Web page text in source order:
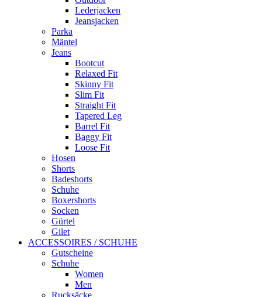
Lederjacken
Jeansjacken
Parka
Mäntel
Jeans
Bootcut
Relaxed Fit
Skinny Fit
Slim Fit
Straight Fit
Tapered Leg
Barrel Fit
Baggy Fit
Loose Fit
Hosen
Shorts
Badeshorts
Schuhe
Boxershorts
Socken
Gürtel
Gilet
ACCESSOIRES / SCHUHE
Gutscheine
Schuhe
Women
Men
Rucksäcke